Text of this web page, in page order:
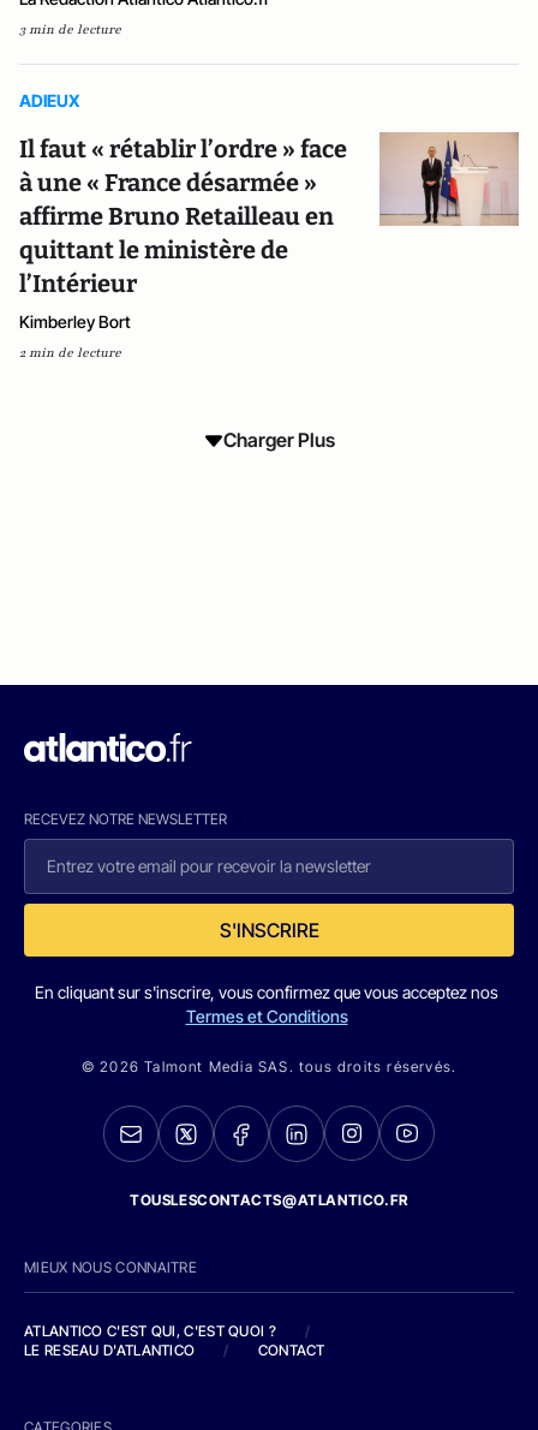
3 min de lecture
ADIEUX
Il faut « rétablir l’ordre » face
à une « France désarmée »
affirme Bruno Retailleau en
quittant le ministère de
l’Intérieur
Kimberley Bort
2 min de lecture
Charger Plus
RECEVEZ NOTRE NEWSLETTER
S'INSCRIRE
En cliquant sur s'inscrire, vous confirmez que vous acceptez nos
Termes et Conditions
© 2026 Talmont Media SAS. tous droits réservés.
TOUSLESCONTACTS@ATLANTICO.FR
MIEUX NOUS CONNAITRE
ATLANTICO C'EST QUI, C'EST QUOI ?
/
LE RESEAU D'ATLANTICO
/ CONTACT